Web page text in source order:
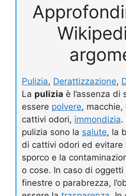
Pulizia, Derattizzazione,
La pulizia è l’assenza di
essere polvere,
cattivi odori, immondizia.
pulizia sono la salute, la
di cattivi odori ed
sporco e la
o cose. In caso di oggetti
finestre o parabrezza,